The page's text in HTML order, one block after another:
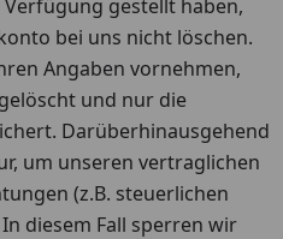
gestellt haben,
bei uns nicht löschen.
Angaben vornehmen,
und nur die
Darüberhinausgehend
um unseren vertraglichen
(z.B. steuerlichen
diesem Fall sperren wir